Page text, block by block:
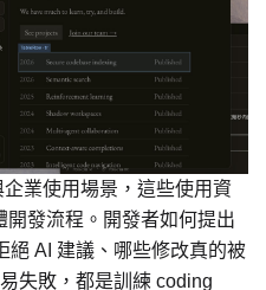
業使用場景，這些使用資
發流程。開發者如何提出
絕 AI 建議、哪些修改真的被
失敗，都是訓練 coding